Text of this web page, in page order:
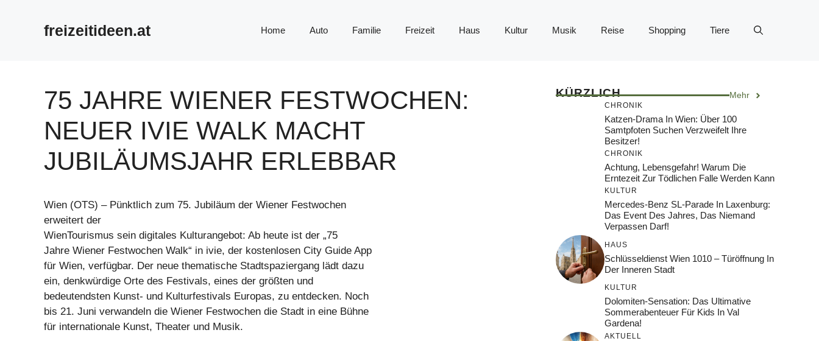
freizeitideen.at Home Auto Familie Freizeit Haus Kultur Musik Reise Shopping Tiere
75 JAHRE WIENER FESTWOCHEN:
NEUER IVIE WALK MACHT
JUBILÄUMSJAHR ERLEBBAR
Wien (OTS) – Pünktlich zum 75. Jubiläum der Wiener Festwochen
erweitert der
WienTourismus sein digitales Kulturangebot: Ab heute ist der „75
Jahre Wiener Festwochen Walk“ in ivie, der kostenlosen City Guide App
für Wien, verfügbar. Der neue thematische Stadtspaziergang lädt dazu
ein, denkwürdige Orte des Festivals, eines der größten und
bedeutendsten Kunst- und Kulturfestivals Europas, zu entdecken. Noch
bis 21. Juni verwandeln die Wiener Festwochen die Stadt in eine Bühne
für internationale Kunst, Theater und Musik.
KÜRZLICH Mehr
CHRONIK
Katzen-Drama In Wien: Über 100
Samtpfoten Suchen Verzweifelt Ihre
Besitzer!
CHRONIK
Achtung, Lebensgefahr! Warum Die
Erntezeit Zur Tödlichen Falle Werden Kann
KULTUR
Mercedes-Benz SL-Parade In Laxenburg:
Das Event Des Jahres, Das Niemand
Verpassen Darf!
HAUS
Schlüsseldienst Wien 1010 – Türöffnung In
Der Inneren Stadt
KULTUR
Dolomiten-Sensation: Das Ultimative
Sommerabenteuer Für Kids In Val
Gardena!
AKTUELL